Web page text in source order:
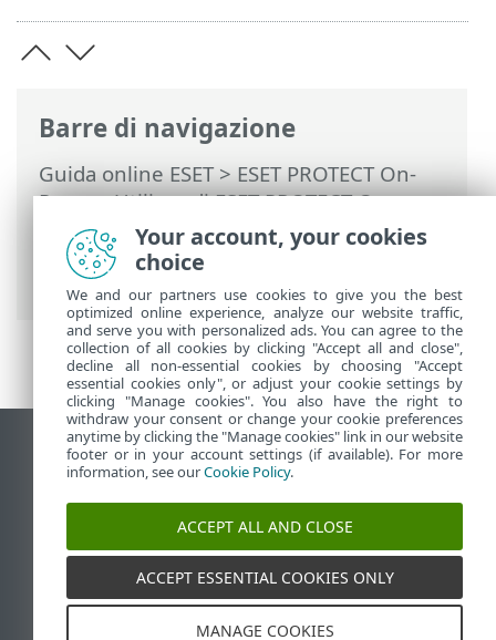
Barre di navigazione
Guida online ESET> ESET PROTECT On-
Prem>Utilizzo di ESET PROTECT On-
Prem>
ESET PROTECT On-Prem Menu
principale >Computer >Gruppi
statici
Visualizza sito desktop
End of Life
ESET Knowledge Base
ESET Status Portal
Supporto regionale
Your account, your cookies
choice
We and our partners use cookies to give you the best
optimized online experience, analyze our website traffic,
and serve you with personalized ads. You can agree to the
collection of all cookies by clicking "Accept all and close",
decline all non-essential cookies by choosing "Accept
essential cookies only", or adjust your cookie settings by
clicking "Manage cookies". You also have the right to
withdraw your consent or change your cookie preferences
anytime by clicking the "Manage cookies" link in our website
footer or in your account settings (if available). For more
information, see ourCookie Policy.
ACCEPT ALL AND CLOSE
ACCEPT ESSENTIAL COOKIES ONLY
MANAGE COOKIES